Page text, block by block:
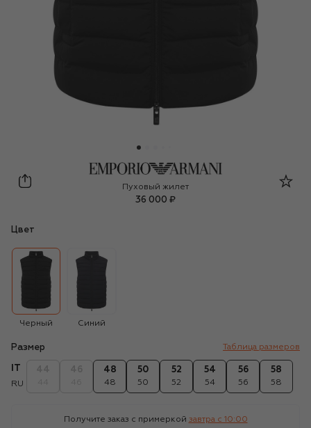
Emporio Armani
Пуховый жилет
36 000 ₽
Цвет
Черный Синий
Размер Таблица размеров
RU
48
48
50
50
52
52
54
54
56
56
58
58
Получите заказ с примеркой завтра c 10:00